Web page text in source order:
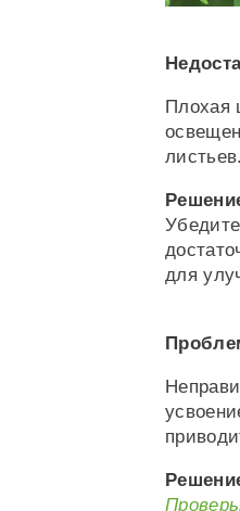
Плохая
листьев.
для